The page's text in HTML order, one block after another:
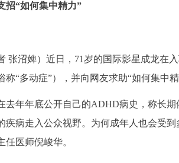
招“如何集中精力”
张沼婢）近日，71岁的国际影星成龙在
“多动症”），并向网友求助“如何集中
去年年底公开自己的ADHD病史，称长期
病走入公众视野。为何成年人也会受
医师倪峻华。